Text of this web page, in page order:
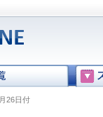
26日付